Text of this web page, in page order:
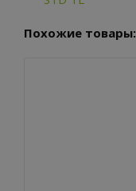
Похожие товары: